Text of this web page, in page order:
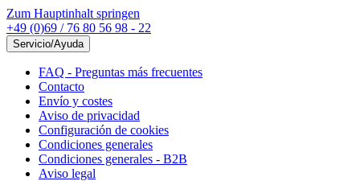
Zum Hauptinhalt springen
+49 (0)69 / 76 80 56 98 - 22
Servicio/Ayuda
FAQ - Preguntas más frecuentes
Contacto
Envío y costes
Aviso de privacidad
Configuración de cookies
Condiciones generales
Condiciones generales - B2B
Aviso legal